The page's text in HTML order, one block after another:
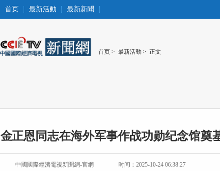
首页 最新活動 最新新聞
首页 > 最新活動 > 正文
金正恩同志在海外军事作战功勋纪念馆奠
中國國際經濟電視新聞網-官網 时间：2025-10-24 06:38:27